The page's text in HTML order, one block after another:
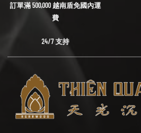
訂單滿 500,000 越南盾免國內運
費
24/7 支持